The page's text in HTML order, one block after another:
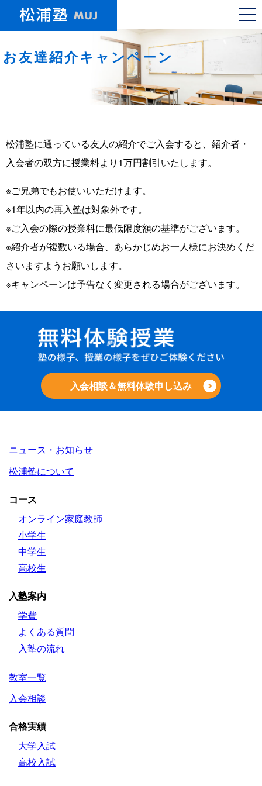
お友達紹介キャンペーン
松浦塾に通っている友人の紹介でご入会すると、紹介者・
入会者の双方に授業料より1万円割引いたします。
※ご兄弟でもお使いいただけます。
※1年以内の再入塾は対象外です。
※ご入会の際の授業料に最低限度額の基準がございます。
※紹介者が複数いる場合、あらかじめお一人様にお決めくだ
さいますようお願いします。
※キャンペーンは予告なく変更される場合がございます。
入会相談＆無料体験申し込み
ニュース・お知らせ
松浦塾について
コース
オンライン家庭教師
小学生
中学生
高校生
入塾案内
学費
よくある質問
入塾の流れ
教室一覧
入会相談
合格実績
大学入試
高校入試